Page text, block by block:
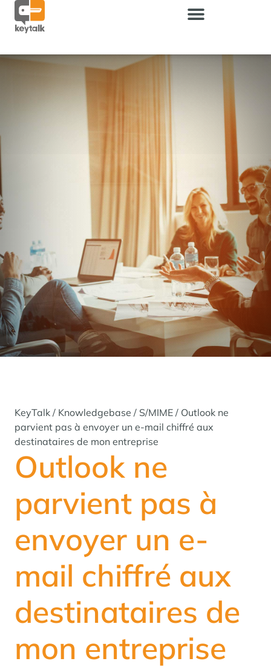
KeyTalk / Knowledgebase / S/MIME / Outlook ne
parvient pas à envoyer un e-mail chiffré aux
destinataires de mon entreprise
Outlook ne
parvient pas à
envoyer un e-
mail chiffré aux
destinataires de
mon entreprise